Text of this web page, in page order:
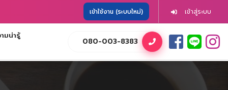
เข้าใช้งาน (ระบบใหม่) เข้าสู่ระบบ
มน่ารู้
080-003-8383